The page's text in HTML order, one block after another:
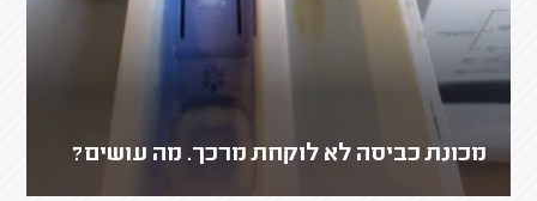
מכונת כביסה לא לוקחת מרכך. מה עושים?